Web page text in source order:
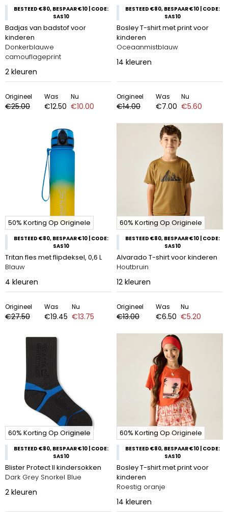
BESTEED €80, BESPAAR €10 | CODE:
SAS10
Badjas van badstof voor
kinderen
Donkerblauwe
camouflageprint
2 kleuren
Origineel
€25.00
Was
€12.50
Nu
€10.00
BESTEED €80, BESPAAR €10 | CODE:
SAS10
Bosley T-shirt met print voor
kinderen
Oceaanmistblauw
14 kleuren
Origineel
€14.00
Was
€7.00
Nu
€5.60
50% Korting Op Originele
BESTEED €80, BESPAAR €10 | CODE:
SAS10
Tritan fles met flipdeksel, 0,6 L
Blauw
4 kleuren
Origineel
€27.50
Was
€19.45
Nu
€13.75
60% Korting Op Originele
BESTEED €80, BESPAAR €10 | CODE:
SAS10
Alvarado T-shirt voor kinderen
Houtbruin
12 kleuren
Origineel
€13.00
Was
€6.50
Nu
€5.20
60% Korting Op Originele
BESTEED €80, BESPAAR €10 | CODE:
SAS10
Blister Protect II kindersokken
Dark Grey Snorkel Blue
2 kleuren
60% Korting Op Originele
BESTEED €80, BESPAAR €10 | CODE:
SAS10
Bosley T-shirt met print voor
kinderen
Roestig oranje
14 kleuren